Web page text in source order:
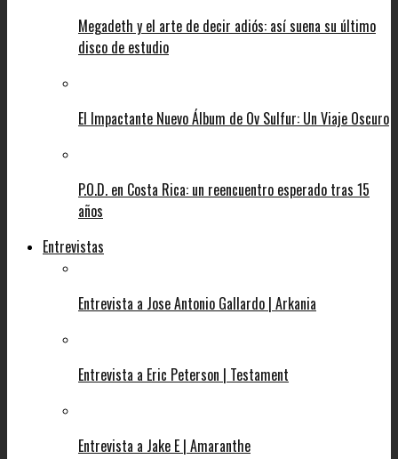
Megadeth y el arte de decir adiós: así suena su último
disco de estudio
El Impactante Nuevo Álbum de Ov Sulfur: Un Viaje Oscuro
P.O.D. en Costa Rica: un reencuentro esperado tras 15
años
Entrevistas
Entrevista a Jose Antonio Gallardo | Arkania
Entrevista a Eric Peterson | Testament
Entrevista a Jake E | Amaranthe